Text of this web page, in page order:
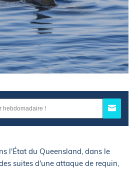
l'État du Queensland, dans le
suites d'une attaque de requin,